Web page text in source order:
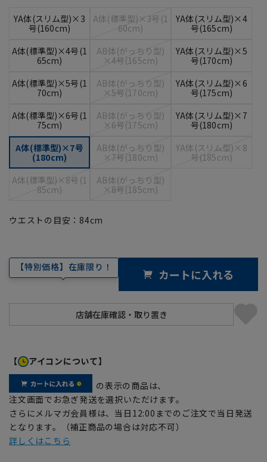
YA体(スリム型)×3
号(160cm)
A体(標準型)×3号(1
60cm)
YA体(スリム型)×4
号(165cm)
A体(標準型)×4号(1
65cm)
AB体(がっちり型)
×4号(165cm)
YA体(スリム型)×5
号(170cm)
A体(標準型)×5号(1
70cm)
AB体(がっちり型)
×5号(170cm)
YA体(スリム型)×6
号(175cm)
A体(標準型)×6号(1
75cm)
AB体(がっちり型)
×6号(175cm)
YA体(スリム型)×7
号(180cm)
A体(標準型)×7号
(180cm)
AB体(がっちり型)
×7号(180cm)
YA体(スリム型)×8
号(185cm)
A体(標準型)×8号(1
85cm)
AB体(がっちり型)
×8号(185cm)
ウエストの目安： 84cm
【特別価格】在庫限り！ カートに入れる
【 アイコンについて】
の表示の商品は、
注文画面でお急ぎ発送を選択いただけます。
さらにメルマガ会員様は、当日12:00までのご注文で当日発送
となります。（補正商品の場合は対応不可）
詳しくはこちら